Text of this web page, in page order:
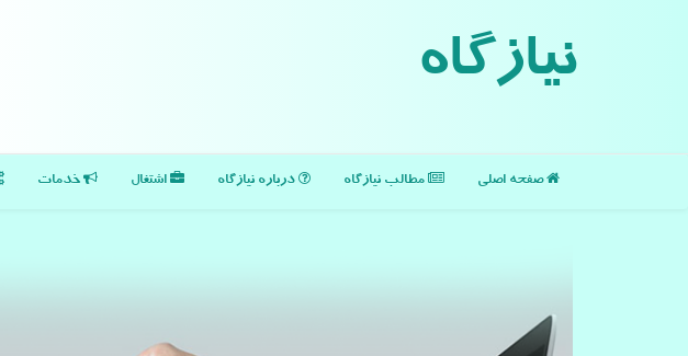
نیازگاه
صفحه اصلی مطالب نیازگاه درباره نیازگاه اشتغال خدمات